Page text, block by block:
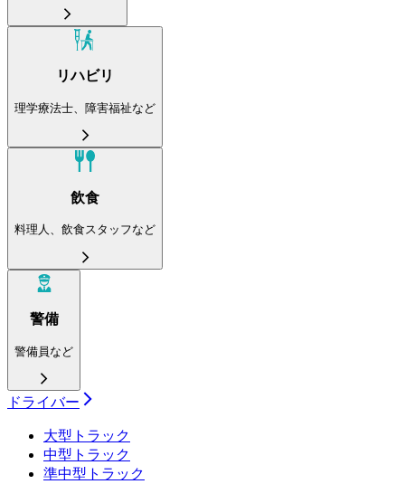
リハビリ
理学療法士、障害福祉など
飲食
料理人、飲食スタッフなど
警備
警備員など
ドライバー
大型トラック
中型トラック
準中型トラック